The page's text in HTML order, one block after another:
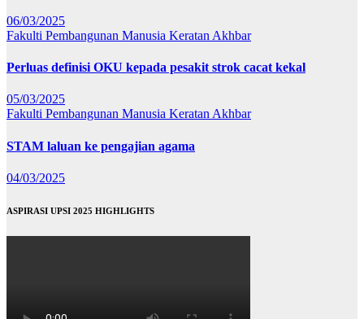
06/03/2025
Fakulti Pembangunan Manusia Keratan Akhbar
Perluas definisi OKU kepada pesakit strok cacat kekal
05/03/2025
Fakulti Pembangunan Manusia Keratan Akhbar
STAM laluan ke pengajian agama
04/03/2025
ASPIRASI UPSI 2025 HIGHLIGHTS